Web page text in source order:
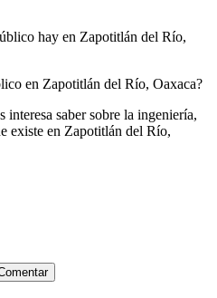
hay en Zapotitlán del Río,
en Zapotitlán del Río, Oaxaca?
interesa saber sobre la ingeniería,
existe en Zapotitlán del Río,